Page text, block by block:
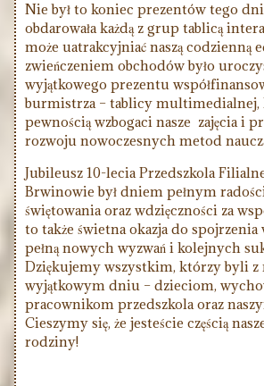
Nie był to koniec prezentów tego
obdarowała każdą z grup tablicą
może uatrakcyjniać naszą codzienną
zwieńczeniem obchodów było
wyjątkowego prezentu
burmistrza – tablicy multimedialnej,
pewnością wzbogaci nasze zajęcia i
rozwoju nowoczesnych metod
Jubileusz 10-lecia Przedszkola
Brwinowie był dniem pełnym
świętowania oraz wdzięczności za
to także świetna okazja do spojrzenia
pełną nowych wyzwań i kolejnych
Dziękujemy wszystkim, którzy byli
wyjątkowym dniu – dzieciom,
pracownikom przedszkola oraz
Cieszymy się, że jesteście częścią
rodziny!